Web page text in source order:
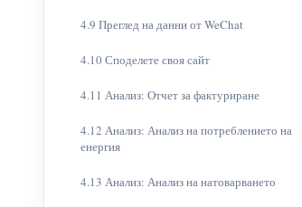
4.9 Преглед на данни от WeChat
4.10 Споделете своя сайт
4.11 Анализ: Отчет за фактуриране
4.12 Анализ: Анализ на потреблението на
енергия
4.13 Анализ: Анализ на натоварването